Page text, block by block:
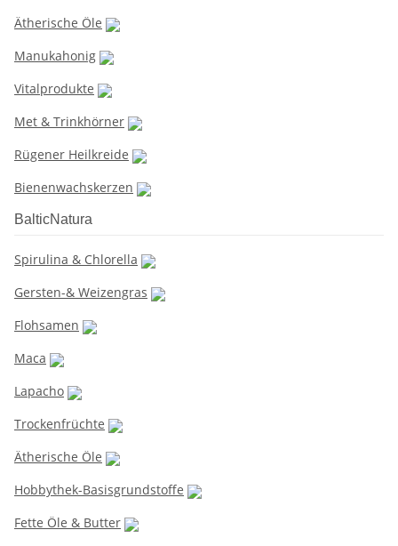
Ätherische Öle
Manukahonig
Vitalprodukte
Met & Trinkhörner
Rügener Heilkreide
Bienenwachskerzen
BalticNatura
Spirulina & Chlorella
Gersten-& Weizengras
Flohsamen
Maca
Lapacho
Trockenfrüchte
Ätherische Öle
Hobbythek-Basisgrundstoffe
Fette Öle & Butter